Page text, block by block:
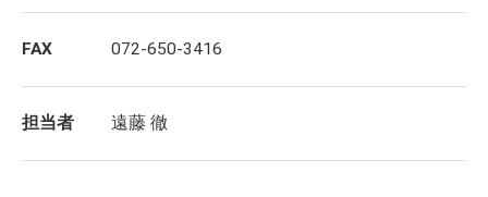
FAX 072-650-3416
担当者 遠藤 徹